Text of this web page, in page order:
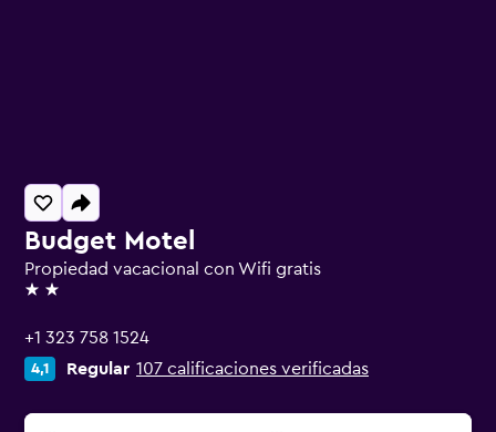
Budget Motel
Propiedad vacacional con Wifi gratis
2 estrellas
+1 323 758 1524
4,1 Regular 107 calificaciones verificadas